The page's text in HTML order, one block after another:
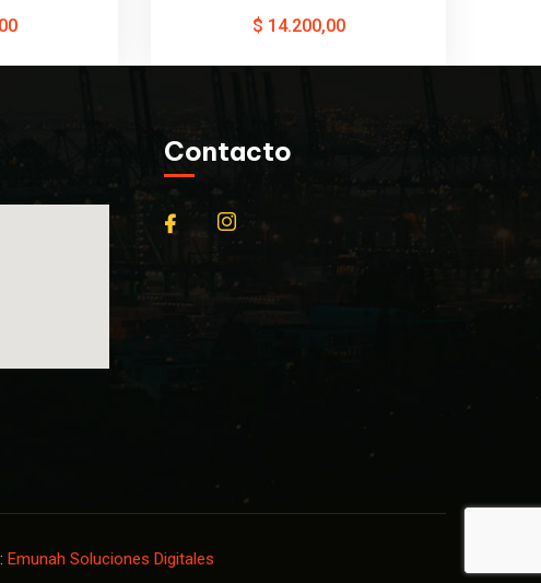
$ 14.200,00
Contacto
Emunah Soluciones Digitales